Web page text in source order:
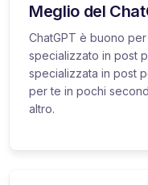
Meglio del
ChatGPT è buono
specializzato in post
specializzata in post
per te in pochi
altro.